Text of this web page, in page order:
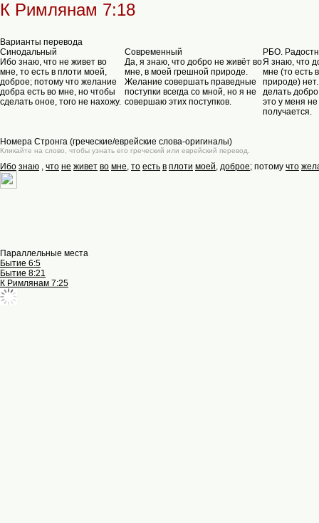
К Римлянам 7:18
Варианты перевода
Синодальный
Ибо знаю, что не живет во
мне, то есть в плоти моей,
доброе; потому что желание
добра есть во мне, но чтобы
сделать оное, того не нахожу.
Современный
Да, я знаю, что добро не живёт во
мне, в моей грешной природе.
Желание совершать праведные
поступки всегда со мной, но я не
совершаю этих поступков.
РБО.
Я знаю, что
мне (то есть
природе)
делать
это у меня не
получается.
Номера Стронга (греческие/еврейские слова-оригиналы)
Кликайте на слово, чтобы узнать его греческий или еврейский перевод.
Ибо знаю , что не живет во мне, то есть в плоти моей, доброе; потому что
Параллельные места
Бытие 6:5
Бытие 8:21
К Римлянам 7:25